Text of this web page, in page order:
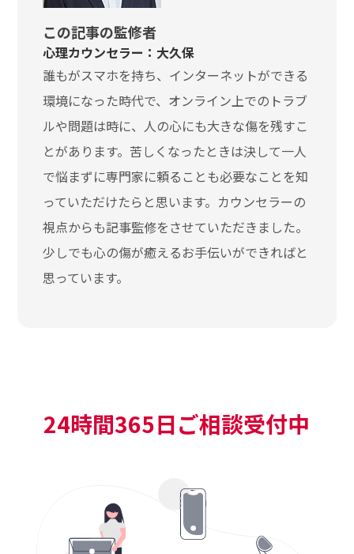
この記事の監修者
心理カウンセラー：大久保
誰もがスマホを持ち、インターネットができる
環境になった時代で、オンライン上でのトラブ
ルや問題は時に、人の心にも大きな傷を残すこ
とがあります。苦しくなったときは決して一人
で悩まずに専門家に頼ることも必要なことを知
っていただけたらと思います。カウンセラーの
視点からも記事監修をさせていただきました。
少しでも心の傷が癒えるお手伝いができればと
思っています。
24時間365日ご相談受付中